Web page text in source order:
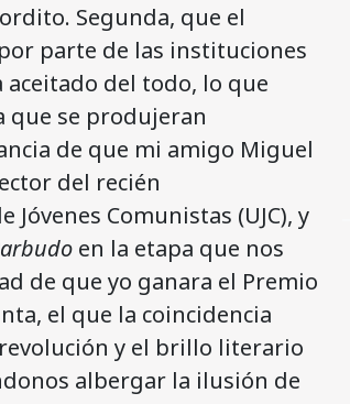
Segunda, que el
parte de las instituciones
aceitado del todo, lo que
que se produjeran
de que mi amigo Miguel
del recién
Comunistas (UJC), y
en la etapa que nos
de que yo ganara el Premio
el que la coincidencia
y el brillo literario
albergar la ilusión de